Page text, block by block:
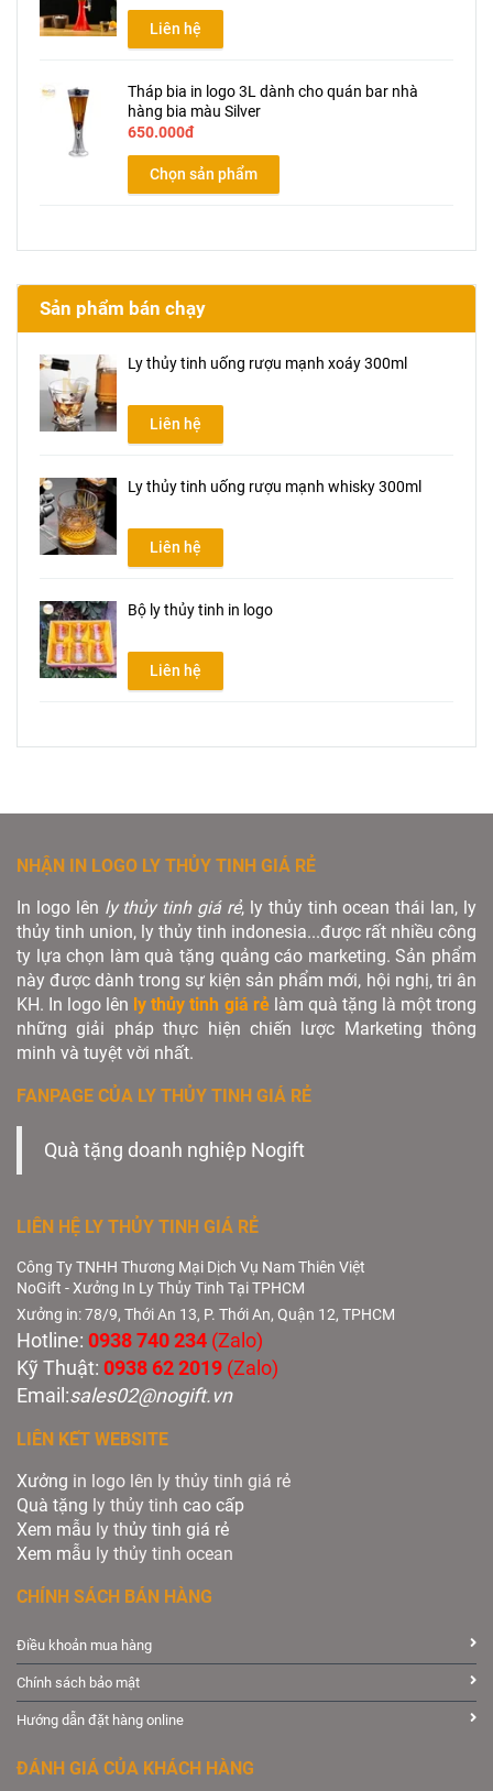
Liên hệ
Tháp bia in logo 3L dành cho quán bar nhà
hàng bia màu Silver
650.000đ
Chọn sản phẩm
Sản phẩm bán chạy
Ly thủy tinh uống rượu mạnh xoáy 300ml
Liên hệ
Ly thủy tinh uống rượu mạnh whisky 300ml
Liên hệ
Bộ ly thủy tinh in logo
Liên hệ
NHẬN IN LOGO LY THỦY TINH GIÁ RẺ
In logo lên ly thủy tinh giá rẻ, ly thủy tinh ocean thái lan, ly
thủy tinh union, ly thủy tinh indonesia...được rất nhiều công
ty lựa chọn làm quà tặng quảng cáo marketing. Sản phẩm
này được dành trong sự kiện sản phẩm mới, hội nghị, tri ân
KH. In logo lên ly thủy tinh giá rẻlàm quà tặng là một trong
những giải pháp thực hiện chiến lược Marketing thông
minh và tuyệt vời nhất.
FANPAGE CỦA LY THỦY TINH GIÁ RẺ
Quà tặng doanh nghiệp Nogift
LIÊN HỆ LY THỦY TINH GIÁ RẺ
Công Ty TNHH Thương Mại Dịch Vụ Nam Thiên Việt
NoGift - Xưởng In Ly Thủy Tinh Tại TPHCM
Xưởng in: 78/9, Thới An 13, P. Thới An, Quận 12, TPHCM
Hotline: 0938 740 234 (Zalo)
Kỹ Thuật: 0938 62 2019 (Zalo)
Email:sales02@nogift.vn
LIÊN KẾT WEBSITE
Xưởng in logo lên ly thủy tinh giá rẻ
Quà tặng ly thủy tinh cao cấp
Xem mẫu ly thủy tinh giá rẻ
Xem mẫu ly thủy tinh ocean
CHÍNH SÁCH BÁN HÀNG
Điều khoản mua hàng
Chính sách bảo mật
Hướng dẫn đặt hàng online
ĐÁNH GIÁ CỦA KHÁCH HÀNG